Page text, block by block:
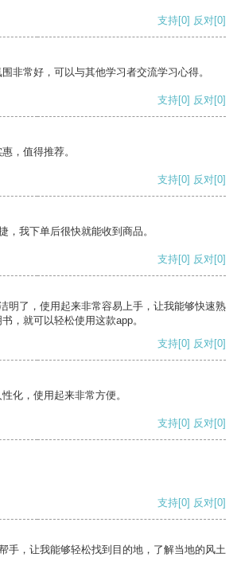
支持[0] 反对[0]
非常好，可以与其他学习者交流学习心得。
支持[0] 反对[0]
，值得推荐。
支持[0] 反对[0]
，我下单后很快就能收到商品。
支持[0] 反对[0]
明了，使用起来非常容易上手，让我能够快速熟
，就可以轻松使用这款app。
支持[0] 反对[0]
化，使用起来非常方便。
支持[0] 反对[0]
支持[0] 反对[0]
手，让我能够轻松找到目的地，了解当地的风土